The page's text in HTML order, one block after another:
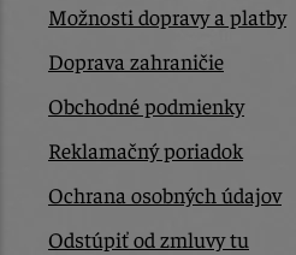
Možnosti dopravy a platby
Doprava zahraničie
Obchodné podmienky
Reklamačný poriadok
Ochrana osobných údajov
Odstúpiť od zmluvy tu